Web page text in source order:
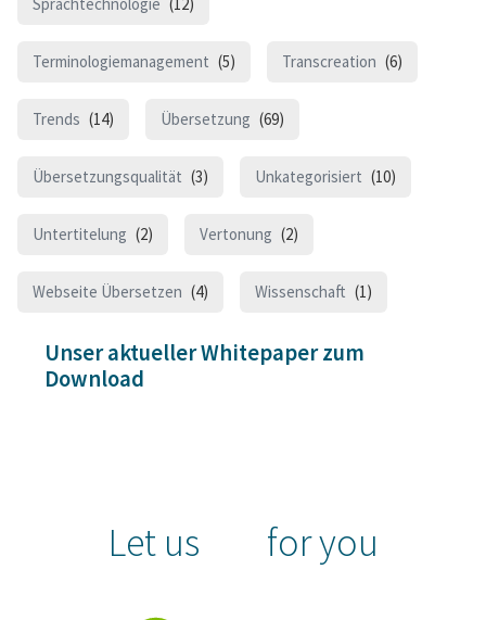
Sprachtechnologie (12)
Terminologiemanagement (5) Transcreation (6)
Trends (14) Übersetzung (69)
Übersetzungsqualität (3) Unkategorisiert (10)
Untertitelung (2) Vertonung (2)
Webseite Übersetzen (4) Wissenschaft (1)
Unser aktueller Whitepaper zum
Download
Let us for you